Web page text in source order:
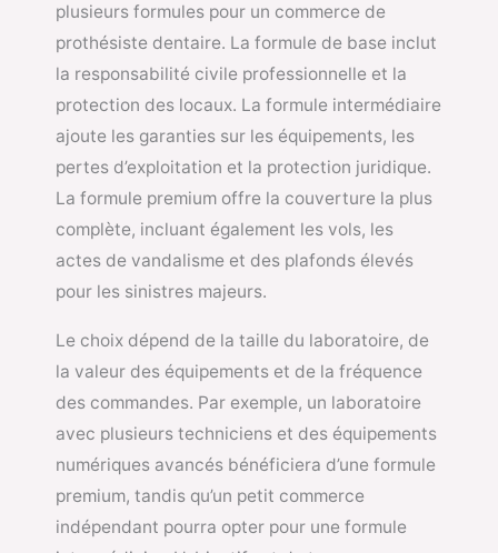
plusieurs formules pour un commerce de
prothésiste dentaire. La formule de base inclut
la responsabilité civile professionnelle et la
protection des locaux. La formule intermédiaire
ajoute les garanties sur les équipements, les
pertes d’exploitation et la protection juridique.
La formule premium offre la couverture la plus
complète, incluant également les vols, les
actes de vandalisme et des plafonds élevés
pour les sinistres majeurs.
Le choix dépend de la taille du laboratoire, de
la valeur des équipements et de la fréquence
des commandes. Par exemple, un laboratoire
avec plusieurs techniciens et des équipements
numériques avancés bénéficiera d’une formule
premium, tandis qu’un petit commerce
indépendant pourra opter pour une formule